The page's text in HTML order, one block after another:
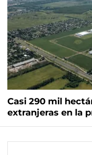
Casi 290 mil
extranjeras en la